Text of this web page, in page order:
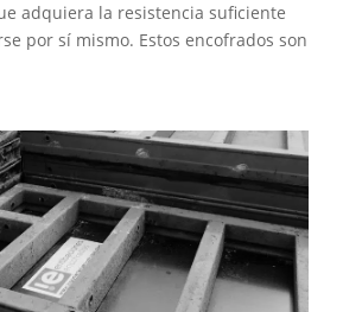
adquiera la resistencia suficiente
por sí mismo. Estos encofrados son